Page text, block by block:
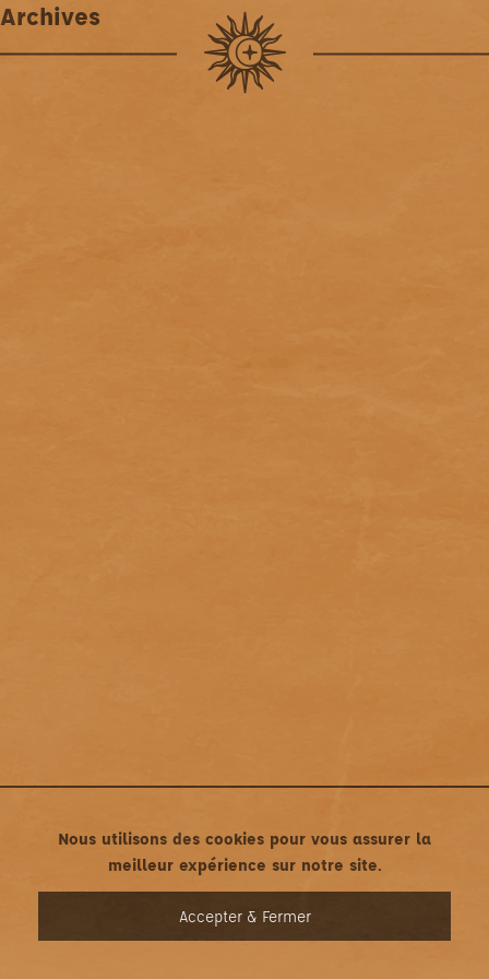
Archives
Mentions légales•Politique de confidentialité
Nous utilisons des cookies pour vous assurer la
meilleur expérience sur notre site.
Accepter & Fermer